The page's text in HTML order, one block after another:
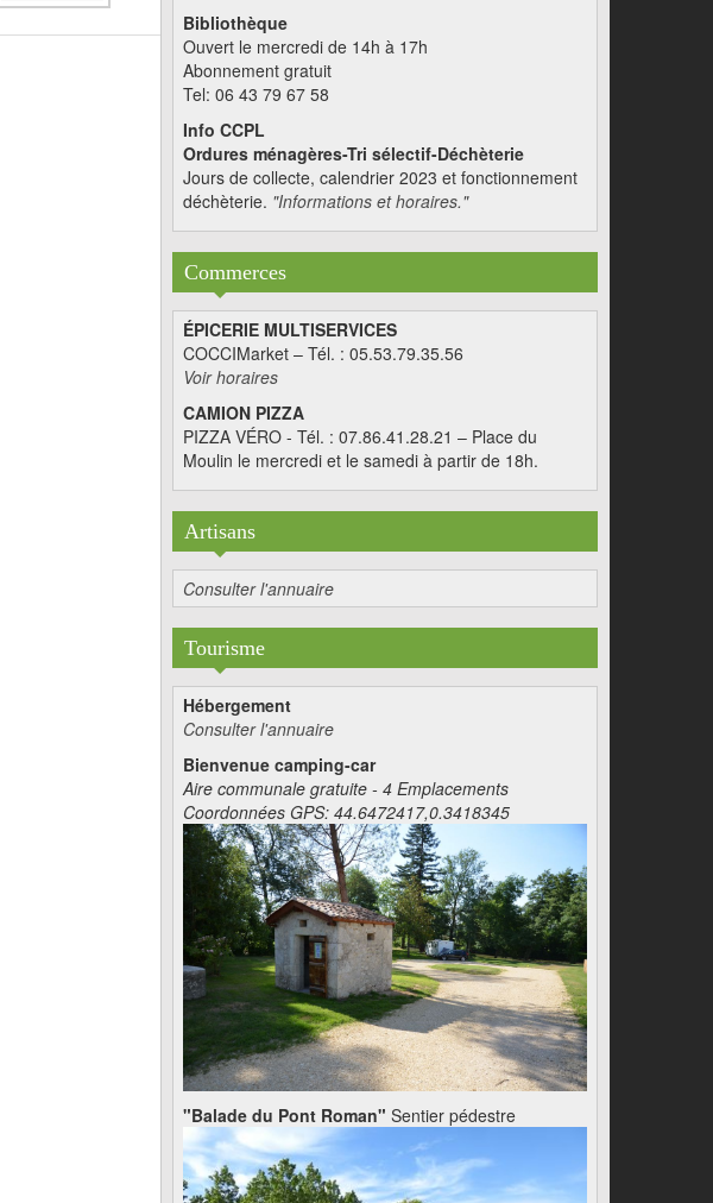
Bibliothèque
Ouvert le mercredi de 14h à 17h
Abonnement gratuit
Tel: 06 43 79 67 58
Info CCPL
Ordures ménagères-Tri sélectif-Déchèterie
Jours de collecte, calendrier 2023 et fonctionnement
déchèterie. "Informations et horaires."
Commerces
ÉPICERIE MULTISERVICES
COCCIMarket – Tél. : 05.53.79.35.56
Voir horaires
CAMION PIZZA
PIZZA VÉRO - Tél. : 07.86.41.28.21 – Place du
Moulin le mercredi et le samedi à partir de 18h.
Artisans
Consulter l'annuaire
Tourisme
Hébergement
Consulter l'annuaire
Bienvenue camping-car
Aire communale gratuite - 4 Emplacements
Coordonnées GPS: 44.6472417,0.3418345
"Balade du Pont Roman" Sentier pédestre